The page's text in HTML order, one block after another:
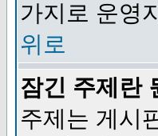
가지로 운영
위로
잠긴 주제란
주제는 게시